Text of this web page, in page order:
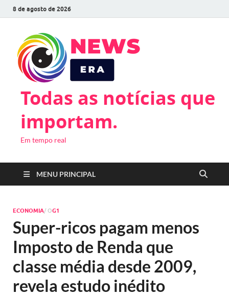
8 de agosto de 2026
Todas as notícias que
importam.
Em tempo real
MENU PRINCIPAL
ECONOMIA/ OG1
Super-ricos pagam menos
Imposto de Renda que
classe média desde 2009,
revela estudo inédito